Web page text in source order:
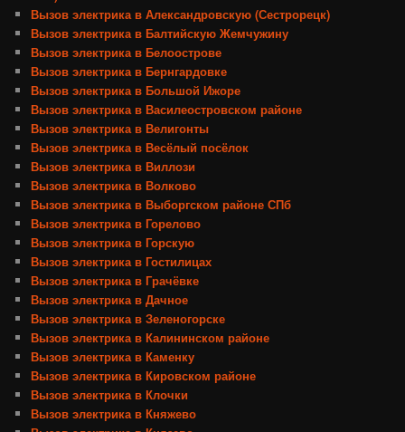
Вызов электрика в Александровскую (Сестрорецк)
Вызов электрика в Балтийскую Жемчужину
Вызов электрика в Белоострове
Вызов электрика в Бернгардовке
Вызов электрика в Большой Ижоре
Вызов электрика в Василеостровском районе
Вызов электрика в Велигонты
Вызов электрика в Весёлый посёлок
Вызов электрика в Виллози
Вызов электрика в Волково
Вызов электрика в Выборгском районе СПб
Вызов электрика в Горелово
Вызов электрика в Горскую
Вызов электрика в Гостилицах
Вызов электрика в Грачёвке
Вызов электрика в Дачное
Вызов электрика в Зеленогорске
Вызов электрика в Калининском районе
Вызов электрика в Каменку
Вызов электрика в Кировском районе
Вызов электрика в Клочки
Вызов электрика в Княжево